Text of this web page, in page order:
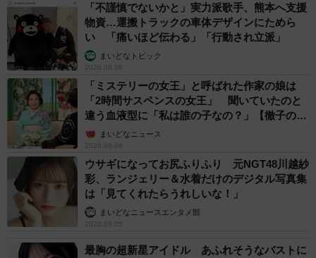
「不謹慎でないかと」実力派歌手、熊本へ支援
物資…運搬トラックの車体デザインにためら
い 「痛いほど伝わる」「行動され立派」
まいどなトピック
2026.08.06
「ミステリーの女王」と呼ばれた作家の娘は
「2時間サスペンスの女王」 聞いていたのと
違う血液型に「私は誰の子なの？」【徹子の部
屋】まいどなニュース
2026.08.06
ウサギになってお尻ふりふり 元NGT48川越紗
彩、ランジェリー＆水着だけのデジタル写真集
は「見てくれたらうれしいな！」
まいどなニュースエンタメ部
2026.08.05
最胸の超新星アイドル あふれそうなバストに